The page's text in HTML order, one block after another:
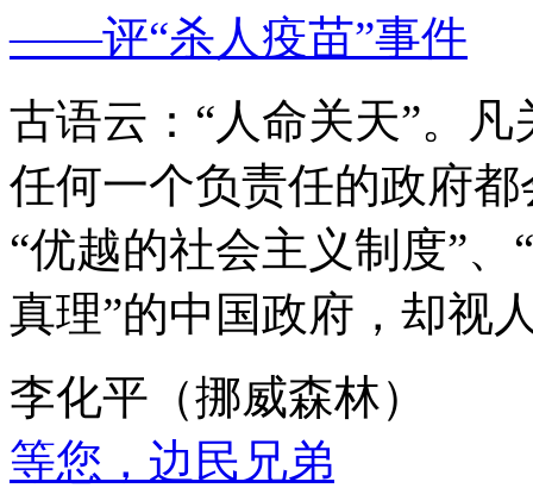
——评“杀人疫苗”事件
古语云：“人命关天”。
任何一个负责任的政府
“优越的社会主义制度”
真理”的中国政府，却视
李化平（挪威森林）
等您，边民兄弟